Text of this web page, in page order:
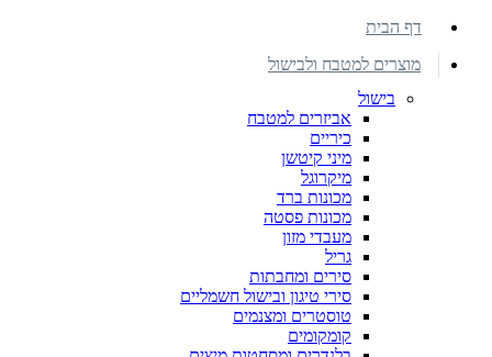
דף הבית
מוצרים למטבח ולבישול
בישול
אביזרים למטבח
כיריים
מיני קיטשן
מיקרוגל
מכונות ברד
מכונות פסטה
מעבדי מזון
גריל
סירים ומחבתות
סירי טיגון ובישול חשמליים
טוסטרים ומצנמים
קומקומים